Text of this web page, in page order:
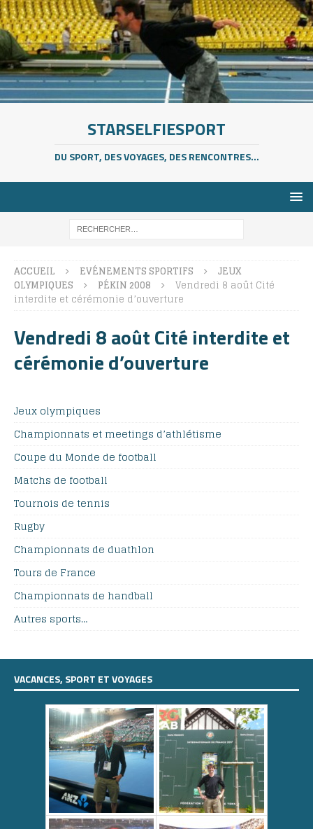
STARSELFIESPORT
DU SPORT, DES VOYAGES, DES RENCONTRES...
ACCUEIL EVÉNEMENTS SPORTIFS
JEUX
OLYMPIQUES
PÉKIN 2008
Vendredi 8 août Cité
interdite et cérémonie d’ouverture
Vendredi 8 août Cité interdite et
cérémonie d’ouverture
Jeux olympiques
Championnats et meetings d’athlétisme
Coupe du Monde de football
Matchs de football
Tournois de tennis
Rugby
Championnats de duathlon
Tours de France
Championnats de handball
Autres sports…
VACANCES, SPORT ET VOYAGES